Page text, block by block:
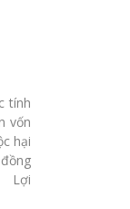
tính
vốn
hại
Lợi